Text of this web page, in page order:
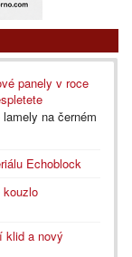
panely v roce
na černém
Echoblock
klid a nový